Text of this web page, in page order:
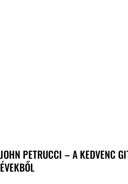
JOHN PETRUCCI – A KEDVENC
ÉVEKBŐL